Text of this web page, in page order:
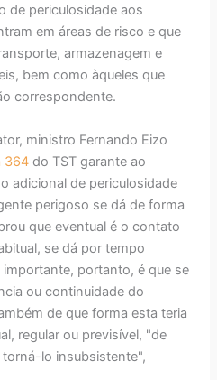
de periculosidade aos
em áreas de risco e que
armazenagem e
bem como àqueles que
correspondente.
ministro Fernando Eizo
364 do TST garante ao
adicional de periculosidade
perigoso se dá de forma
que eventual é o contato
se dá por tempo
portanto, é que se
ou continuidade do
de que forma esta teria
regular ou previsível, "de
lo insubsistente",